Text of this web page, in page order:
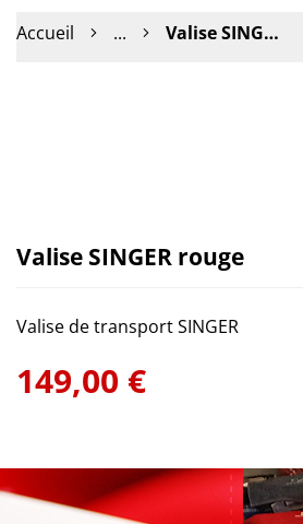
Accueil ... Valise SINGER rouge
Valise SINGER rouge
Valise de transport SINGER
149,00 €